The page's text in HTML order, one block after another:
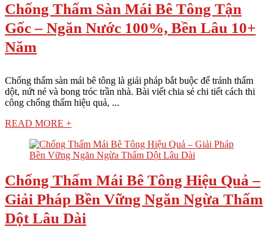
Chống Thấm Sàn Mái Bê Tông Tận
Gốc – Ngăn Nước 100%, Bền Lâu 10+
Năm
Chống thấm sàn mái bê tông là giải pháp bắt buộc để tránh thấm
dột, nứt nẻ và bong tróc trần nhà. Bài viết chia sẻ chi tiết cách thi
công chống thấm hiệu quả, ...
READ MORE +
Chống Thấm Mái Bê Tông Hiệu Quả –
Giải Pháp Bền Vững Ngăn Ngừa Thấm
Dột Lâu Dài